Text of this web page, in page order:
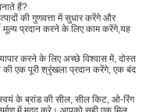
हैं?
की गुणवत्ता में सुधार करेंगे और
मूल्य प्रदान करने के लिए काम करेंगे,यह
करने के लिए अच्छे विश्वास में, दोस्त
की एक पूरी श्रृंखला प्रदान करेंगे, एक बंद
के ब्रांड की सील, सील किट, ओ-रिंग